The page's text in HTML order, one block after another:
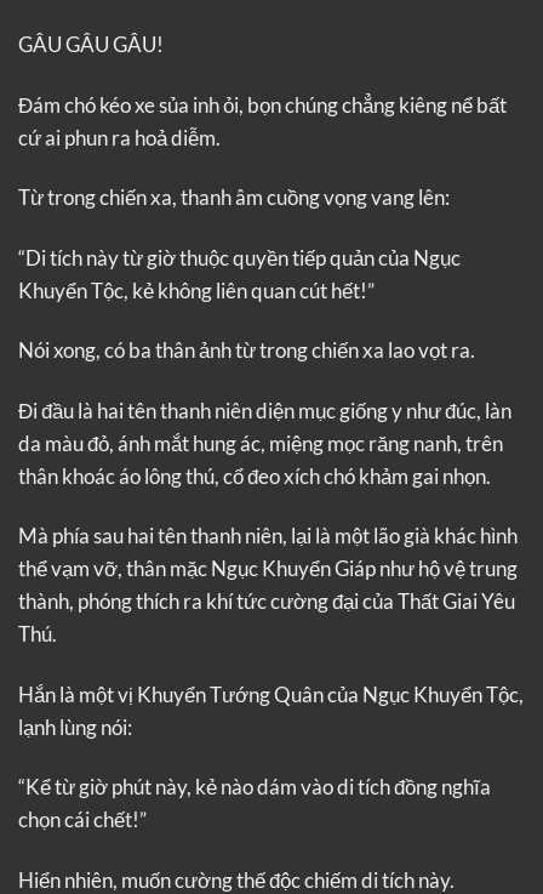
GÂU GÂU GÂU!
Đám chó kéo xe sủa inh ỏi, bọn chúng chẳng kiêng nể bất
cứ ai phun ra hoả diễm.
Từ trong chiến xa, thanh âm cuồng vọng vang lên:
“Di tích này từ giờ thuộc quyền tiếp quản của Ngục
Khuyển Tộc, kẻ không liên quan cút hết!”
Nói xong, có ba thân ảnh từ trong chiến xa lao vọt ra.
Đi đầu là hai tên thanh niên diện mục giống y như đúc, làn
da màu đỏ, ánh mắt hung ác, miệng mọc răng nanh, trên
thân khoác áo lông thú, cổ đeo xích chó khảm gai nhọn.
Mà phía sau hai tên thanh niên, lại là một lão già khác hình
thể vạm vỡ, thân mặc Ngục Khuyển Giáp như hộ vệ trung
thành, phóng thích ra khí tức cường đại của Thất Giai Yêu
Thú.
Hắn là một vị Khuyển Tướng Quân của Ngục Khuyển Tộc,
lạnh lùng nói:
“Kể từ giờ phút này, kẻ nào dám vào di tích đồng nghĩa
chọn cái chết!”
Hiển nhiên, muốn cường thế độc chiếm di tích này.